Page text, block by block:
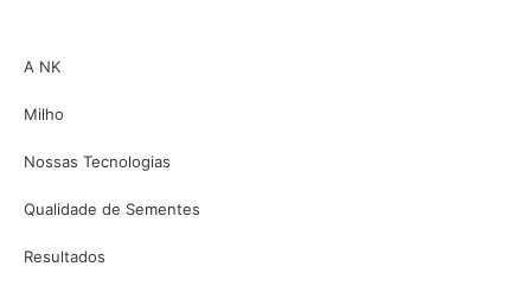
A NK
Milho
Nossas Tecnologias
Qualidade de Sementes
Resultados